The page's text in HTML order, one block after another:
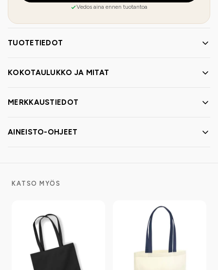
Vedos aina ennen tuotantoa
TUOTETIEDOT
KOKOTAULUKKO JA MITAT
MERKKAUSTIEDOT
AINEISTO-OHJEET
KATSO MYÖS